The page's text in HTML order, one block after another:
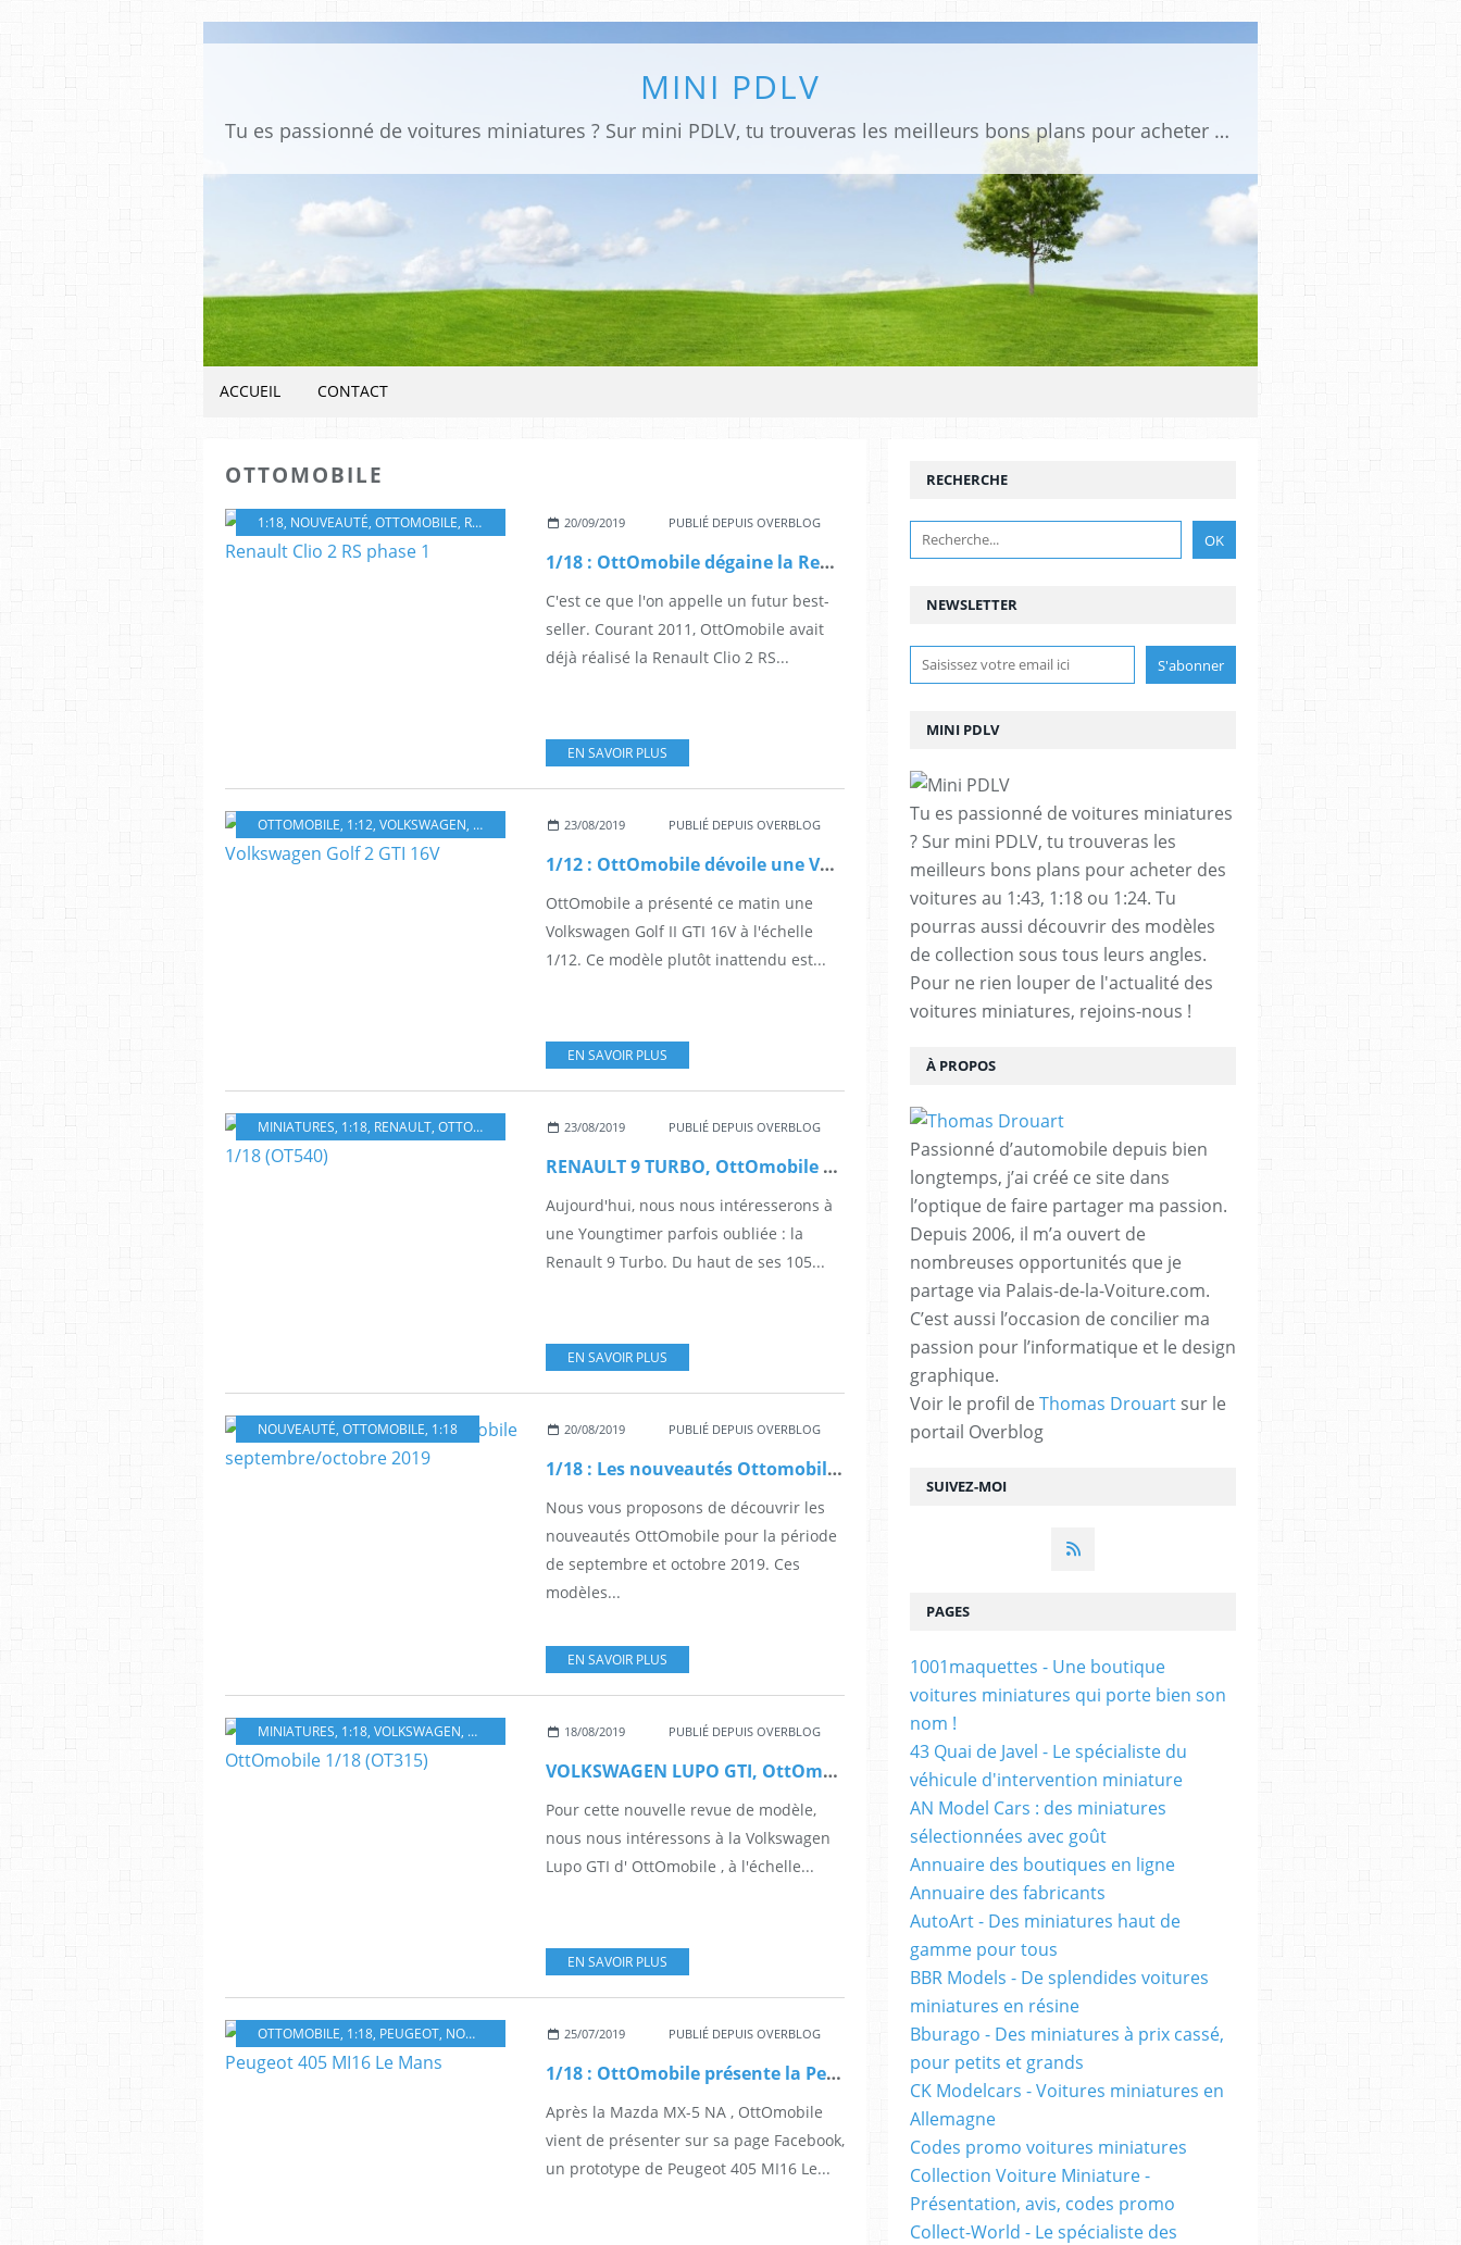
MINI PDLV
Tu es passionné de voitures miniatures ? Sur mini PDLV, tu trouveras les meilleurs bons plans pour acheter des voitures au 1:43, 1:18 ou 1:24. Tu pourras aussi découvrir des modèles de collection sous tous leurs angles. Pour ne rien louper de l'actualité des voitures miniatures, rejoins-nous !
ACCUEIL CONTACT
OTTOMOBILE
1:18, NOUVEAUTÉ, OTTOMOBILE, RENAULT 20/09/2019 PUBLIÉ DEPUIS OVERBLOG
1/18 : OttOmobile dégaine la Renault Clio 2 RS phase 1
C'est ce que l'on appelle un futur best-
seller. Courant 2011, OttOmobile avait
déjà réalisé la Renault Clio 2 RS...
EN SAVOIR PLUS
OTTOMOBILE, 1:12, VOLKSWAGEN, NOUVEAUTÉ 23/08/2019 PUBLIÉ DEPUIS OVERBLOG
1/12 : OttOmobile dévoile une Volkswagen Golf 2 GTI 16V
OttOmobile a présenté ce matin une
Volkswagen Golf II GTI 16V à l'échelle
1/12. Ce modèle plutôt inattendu est...
EN SAVOIR PLUS
MINIATURES, 1:18, RENAULT, OTTOMOBILE 23/08/2019 PUBLIÉ DEPUIS OVERBLOG
RENAULT 9 TURBO, OttOmobile 1/18 (OT540)
Aujourd'hui, nous nous intéresserons à
une Youngtimer parfois oubliée : la
Renault 9 Turbo. Du haut de ses 105...
EN SAVOIR PLUS
NOUVEAUTÉ, OTTOMOBILE, 1:18 20/08/2019 PUBLIÉ DEPUIS OVERBLOG
1/18 : Les nouveautés Ottomobile septembre/octobre 2019
Nous vous proposons de découvrir les
nouveautés OttOmobile pour la période
de septembre et octobre 2019. Ces
modèles...
EN SAVOIR PLUS
MINIATURES, 1:18, VOLKSWAGEN, OTTOMOBILE 18/08/2019 PUBLIÉ DEPUIS OVERBLOG
VOLKSWAGEN LUPO GTI, OttOmobile 1/18 (OT315)
Pour cette nouvelle revue de modèle,
nous nous intéressons à la Volkswagen
Lupo GTI d' OttOmobile , à l'échelle...
EN SAVOIR PLUS
OTTOMOBILE, 1:18, PEUGEOT, NOUVEAUTÉ 25/07/2019 PUBLIÉ DEPUIS OVERBLOG
1/18 : OttOmobile présente la Peugeot 405 MI16 Le Mans
Après la Mazda MX-5 NA , OttOmobile
vient de présenter sur sa page Facebook,
un prototype de Peugeot 405 MI16 Le...
NEWSLETTER
SUIVEZ-MOI
RECHERCHE
MINI PDLV
Tu es passionné de voitures miniatures
? Sur mini PDLV, tu trouveras les
meilleurs bons plans pour acheter des
voitures au 1:43, 1:18 ou 1:24. Tu
pourras aussi découvrir des modèles
de collection sous tous leurs angles.
Pour ne rien louper de l'actualité des
voitures miniatures, rejoins-nous !
À PROPOS
Passionné d’automobile depuis bien
longtemps, j’ai créé ce site dans
l’optique de faire partager ma passion.
Depuis 2006, il m’a ouvert de
nombreuses opportunités que je
partage via Palais-de-la-Voiture.com.
C’est aussi l’occasion de concilier ma
passion pour l’informatique et le design
graphique.
Voir le profil de Thomas Drouart sur le
portail Overblog
PAGES
1001maquettes - Une boutique
voitures miniatures qui porte bien son
nom !
43 Quai de Javel - Le spécialiste du
véhicule d'intervention miniature
AN Model Cars : des miniatures
sélectionnées avec goût
Annuaire des boutiques en ligne
Annuaire des fabricants
AutoArt - Des miniatures haut de
gamme pour tous
BBR Models - De splendides voitures
miniatures en résine
Bburago - Des miniatures à prix cassé,
pour petits et grands
CK Modelcars - Voitures miniatures en
Allemagne
Codes promo voitures miniatures
Collection Voiture Miniature -
Présentation, avis, codes promo
Collect-World - Le spécialiste des